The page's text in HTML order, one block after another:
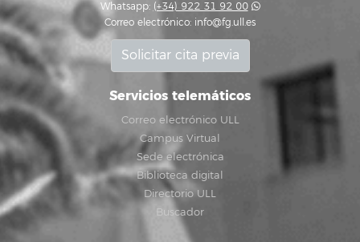
Whatsapp: (+34) 922 31 92 00
Correo electrónico: info@fg.ull.es
Solicitar cita previa
Servicios telemáticos
Correo electrónico ULL
Campus Virtual
Sede electrónica
Biblioteca digital
Directorio ULL
Buscador